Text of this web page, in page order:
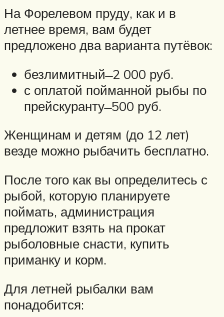
На Форелевом пруду, как и в
летнее время, вам будет
предложено два варианта путёвок:
безлимитный ̶̶ 2 000 руб.
с оплатой пойманной рыбы по
прейскуранту ̶̶ 500 руб.
Женщинам и детям (до 12 лет)
везде можно рыбачить бесплатно.
После того как вы определитесь с
рыбой, которую планируете
поймать, администрация
предложит взять на прокат
рыболовные снасти, купить
приманку и корм.
Для летней рыбалки вам
понадобится: